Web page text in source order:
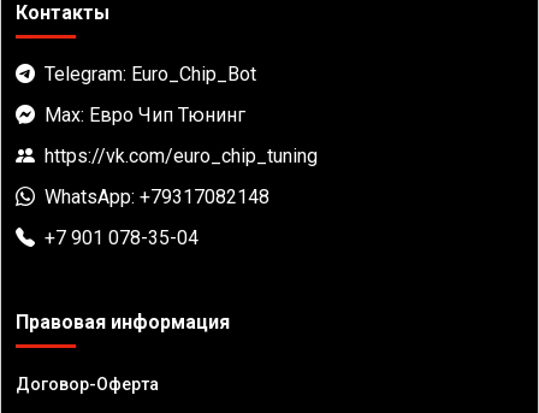
Контакты
Telegram: Euro_Chip_Bot
Max: Евро Чип Тюнинг
https://vk.com/euro_chip_tuning
WhatsApp: +79317082148
+7 901 078-35-04
Правовая информация
Договор-Оферта